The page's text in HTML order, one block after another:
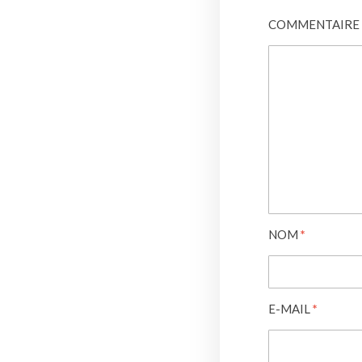
COMMENTAIRE
NOM *
E-MAIL *